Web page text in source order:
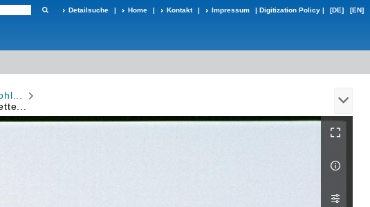
Detailsuche | Home | Kontakt | Impressum | Digitization Policy | [DE] [EN]